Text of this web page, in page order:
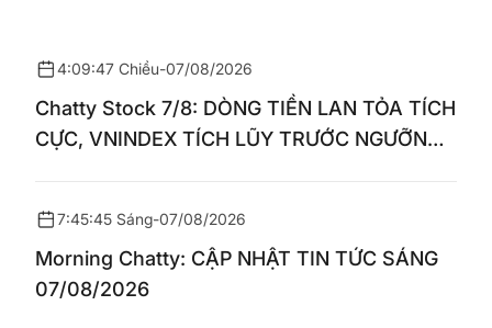
4:09:47 Chiều-07/08/2026
Chatty Stock 7/8: DÒNG TIỀN LAN TỎA TÍCH
CỰC, VNINDEX TÍCH LŨY TRƯỚC NGƯỠNG
7:45:45 Sáng-07/08/2026
Morning Chatty: CẬP NHẬT TIN TỨC SÁNG
07/08/2026